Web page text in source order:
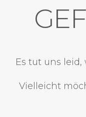
Es tut uns
Vielleicht